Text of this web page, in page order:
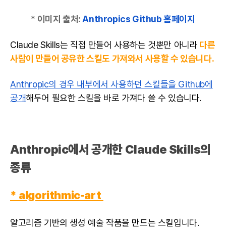
* 이미지 출처: Anthropics Github 홈페이지
Claude Skills는 직접 만들어 사용하는 것뿐만 아니라 다른
사람이 만들어 공유한 스킬도 가져와서 사용할 수 있습니다.
Anthropic의 경우 내부에서 사용하던 스킬들을 Github에
공개해두어 필요한 스킬을 바로 가져다 쓸 수 있습니다.
Anthropic에서 공개한 Claude Skills의
종류
* algorithmic-art
알고리즘 기반의 생성 예술 작품을 만드는 스킬입니다.